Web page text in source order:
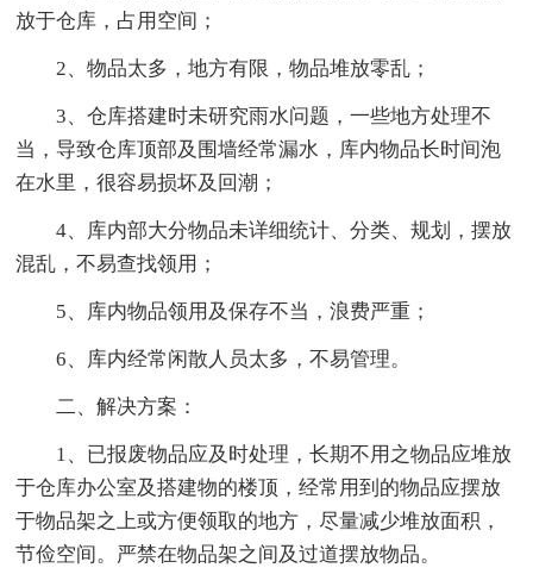
放于仓库，占用空间；
2、物品太多，地方有限，物品堆放零乱；
3、仓库搭建时未研究雨水问题，一些地方处理不
当，导致仓库顶部及围墙经常漏水，库内物品长时间泡
在水里，很容易损坏及回潮；
4、库内部大分物品未详细统计、分类、规划，摆放
混乱，不易查找领用；
5、库内物品领用及保存不当，浪费严重；
6、库内经常闲散人员太多，不易管理。
二、解决方案：
1、已报废物品应及时处理，长期不用之物品应堆放
于仓库办公室及搭建物的楼顶，经常用到的物品应摆放
于物品架之上或方便领取的地方，尽量减少堆放面积，
节俭空间。严禁在物品架之间及过道摆放物品。